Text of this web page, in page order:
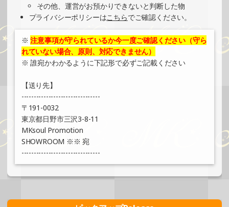
その他、運営がお預かりできないと判断した物
プライバシーポリシーはこちらでご確認ください。
※注意事項が守られているか今一度ご確認ください（守ら
れていない場合、原則、対応できません）
※ 誰宛かわかるように下記形で必ずご記載ください
【送り先】
--------------------------------
〒191-0032
東京都日野市三沢3-8-11
MKsoul Promotion
SHOWROOM ※※ 宛
--------------------------------